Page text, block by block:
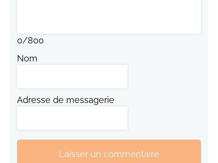
0/800
Nom
Adresse de messagerie
Laisser un commentaire